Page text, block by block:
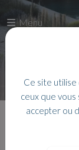
Menu
Ce site
ceux que vous
accepter ou